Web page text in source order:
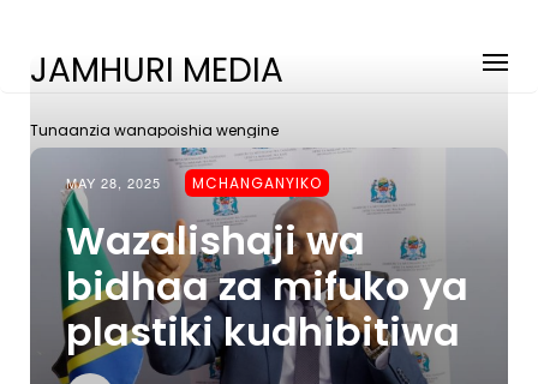
JAMHURI MEDIA
Tunaanzia wanapoishia wengine
MAY 28, 2025 MCHANGANYIKO
Wazalishaji wa
bidhaa za mifuko ya
plastiki kudhibitiwa